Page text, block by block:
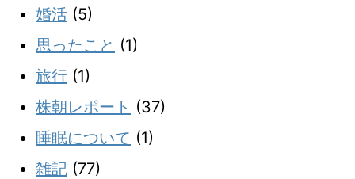
婚活 (5)
思ったこと (1)
旅行 (1)
株朝レポート (37)
睡眠について (1)
雑記 (77)